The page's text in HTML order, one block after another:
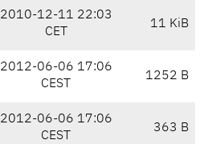
2010-12-11 22:03
CET
11 KiB
2012-06-06 17:06
CEST
1252 B
2012-06-06 17:06
CEST
363 B